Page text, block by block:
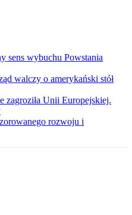
sens wybuchu Powstania
walczy o amerykański stół
zagroziła Unii Europejskiej.
rozwoju i